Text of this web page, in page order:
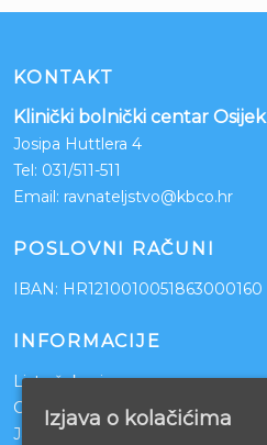
KONTAKT
Klinički bolnički centar Osijek
Josipa Huttlera 4
Tel: 031/511-511
Email: ravnateljstvo@kbco.hr
POSLOVNI RAČUNI
IBAN: HR1210010051863000160
INFORMACIJE
Lista čekanja
Centralno naručivanje pacijenata
Javna nabava
Izjava o kolačićima